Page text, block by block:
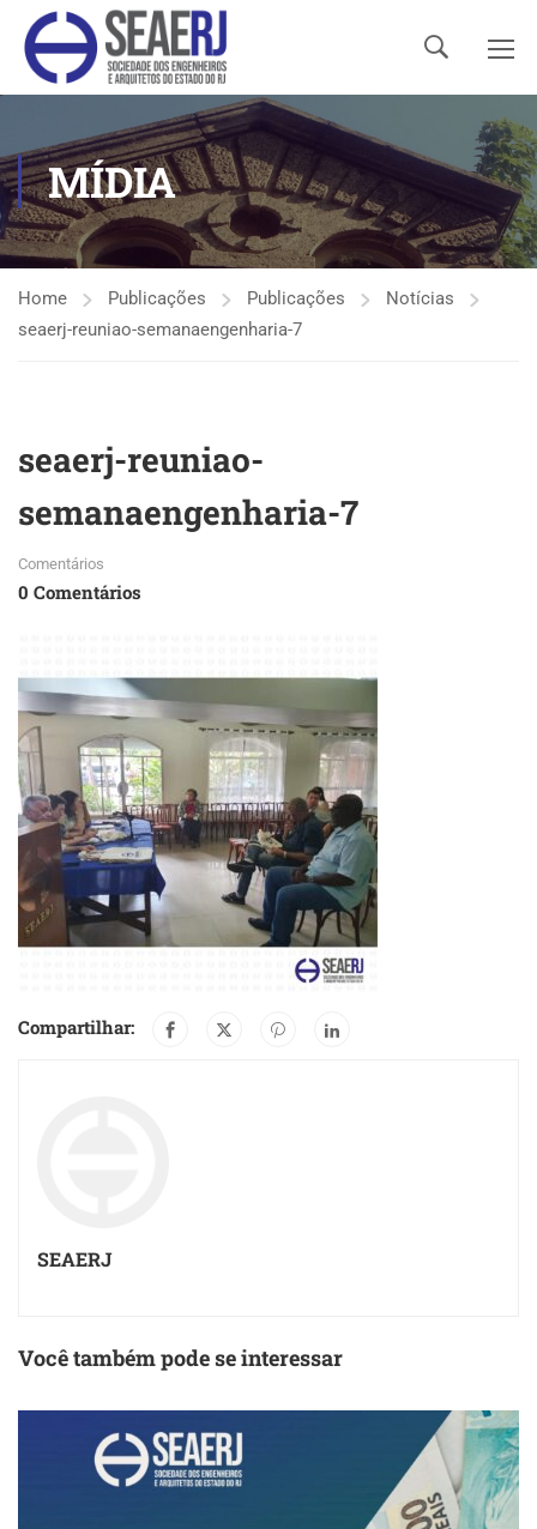
MÍDIA
Home Publicações Publicações
Notícias
seaerj-reuniao-semanaengenharia-7
seaerj-reuniao-
semanaengenharia-7
Comentários
0 Comentários
Compartilhar:
SEAERJ
Você também pode se interessar